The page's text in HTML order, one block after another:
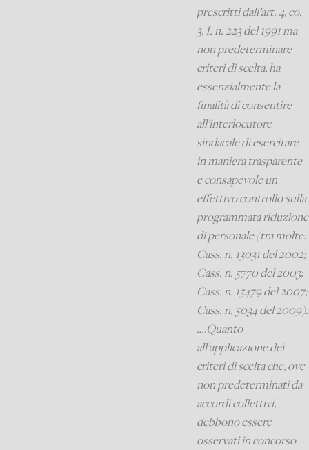
prescritti dall’art. 4, co.
3, I. n. 223 del 1991 ma
non predeterminare
criteri di scelta, ha
essenzialmente la
finalità di consentire
all’interlocutore
sindacale di esercitare
in maniera trasparente
e consapevole un
effettivo controllo sulla
programmata riduzione
di personale (tra molte:
Cass. n. 13031 del 2002;
Cass. n. 5770 del 2003;
Cass. n. 15479 del 2007;
Cass. n. 5034 del 2009).
….Quanto
all’applicazione dei
criteri di scelta che, ove
non predeterminati da
accordi collettivi,
debbono essere
osservati in concorso